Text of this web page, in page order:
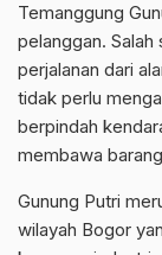
Temanggung
pelanggan. Salah
perjalanan dari
tidak perlu
berpindah
membawa
Gunung Putri
wilayah Bogor